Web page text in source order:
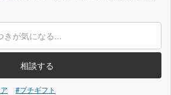
相談する
#プチギフト